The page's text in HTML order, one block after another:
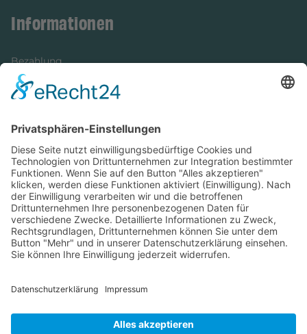
Informationen
Bezahlung
Newsletter
Versandinformationen
Verfügbarkeit/Verträglichkeit
Rechtliches
Widerrufsrecht und Widerrufsformular
Impressum
Datenschutzerklärung
Cookie-Einstellungen
AGB